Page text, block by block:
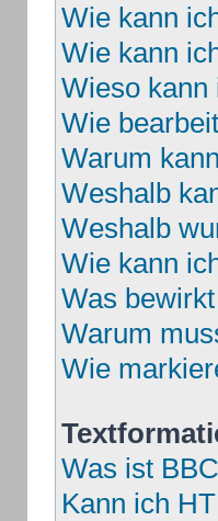
Wie kann
Wie kann
Wieso kann
Wie
Warum
Weshalb
Weshalb
Wie kann
Was
Warum
Wie
Was ist
Kann ich